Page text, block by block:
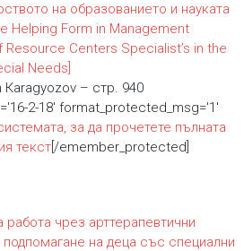
на образованието и науката
Helping Form in Management
Centers Specialist’s in the
Needs]
Каragyozov – стр. 940
2-18' format_protected_msg='1'
за да прочетете пълната
текст[/emember_protected]
чрез арттерапевтични
на деца със специални